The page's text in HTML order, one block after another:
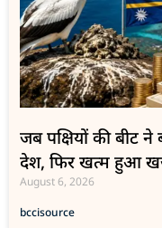
जब पक्षियों की बीट ने
देश, फिर खत्म हुआ
August 6, 2026
bccisource